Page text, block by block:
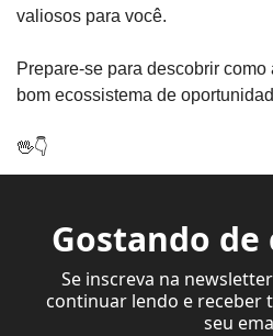
valiosos para você.
Prepare-se para descobrir como
bom ecossistema de
🖖👇
Gostando de
Se inscreva na
continuar lendo e receber
seu